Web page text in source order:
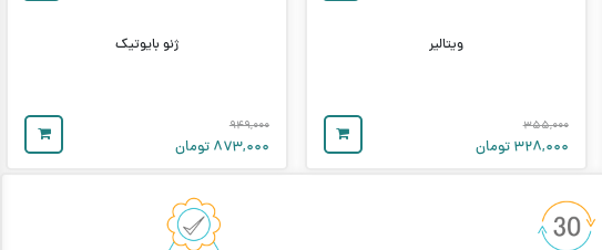
ویتالیر
۳۵۵,۰۰۰
۳۲۸,۰۰۰ تومان
ژنو بایوتیک
۹۴۹,۰۰۰
۸۷۳,۰۰۰ تومان